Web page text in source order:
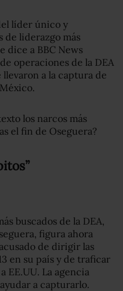
líder único y
de liderazgo más
dice a BBC News
operaciones de la DEA
a la captura de
los narcos más
el fin de Oseguera?
buscados de la DEA,
figura ahora
de dirigir las
en su país y de traficar
EE.UU. La agencia
a capturarlo.